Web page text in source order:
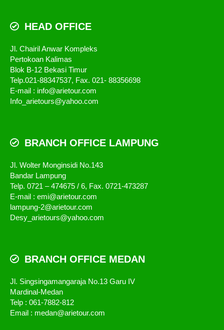
HEAD OFFICE
Jl. Chairil Anwar Kompleks
Pertokoan Kalimas
Blok B-12 Bekasi Timur
Telp.021-88347537, Fax. 021- 88356698
E-mail : info@arietour.com
Info_arietours@yahoo.com
BRANCH OFFICE LAMPUNG
Jl. Wolter Monginsidi No.143
Bandar Lampung
Telp. 0721 – 474675 / 6, Fax. 0721-473287
E-mail : emi@arietour.com
lampung-2@arietour.com
Desy_arietours@yahoo.com
BRANCH OFFICE MEDAN
Jl. Singsingamangaraja No.13 Garu IV
Mardinal-Medan
Telp : 061-7882-812
Email : medan@arietour.com